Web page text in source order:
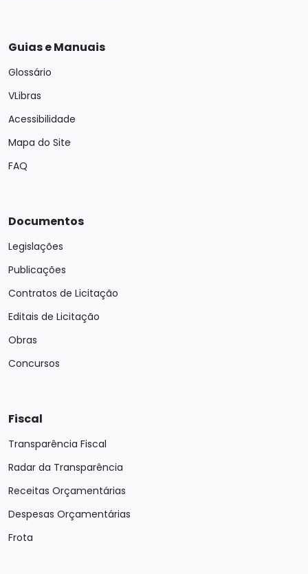
Guias e Manuais
Glossário
VLibras
Acessibilidade
Mapa do Site
FAQ
Documentos
Legislações
Publicações
Contratos de Licitação
Editais de Licitação
Obras
Concursos
Fiscal
Transparência Fiscal
Radar da Transparência
Receitas Orçamentárias
Despesas Orçamentárias
Frota